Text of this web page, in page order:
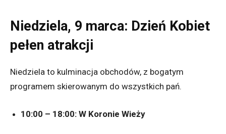
Niedziela, 9 marca: Dzień Kobiet
pełen atrakcji
Niedziela to kulminacja obchodów, z bogatym
programem skierowanym do wszystkich pań.
10:00 – 18:00: W Koronie Wieży